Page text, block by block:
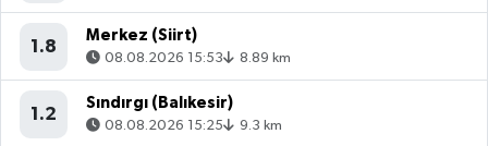
1.8
Merkez (Siirt)
08.08.2026 15:53 8.89 km
1.2
Sındırgı (Balıkesir)
08.08.2026 15:25 9.3 km